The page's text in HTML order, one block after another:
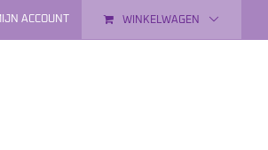
ACCOUNT WINKELWAGEN